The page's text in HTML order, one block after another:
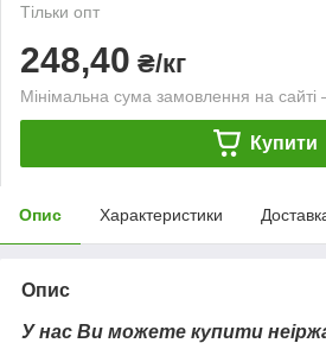
Тільки опт
248,40 ₴/кг
Мінімальна сума замовлення на
Купити
Опис Характеристики
Опис
У нас Ви можете купити